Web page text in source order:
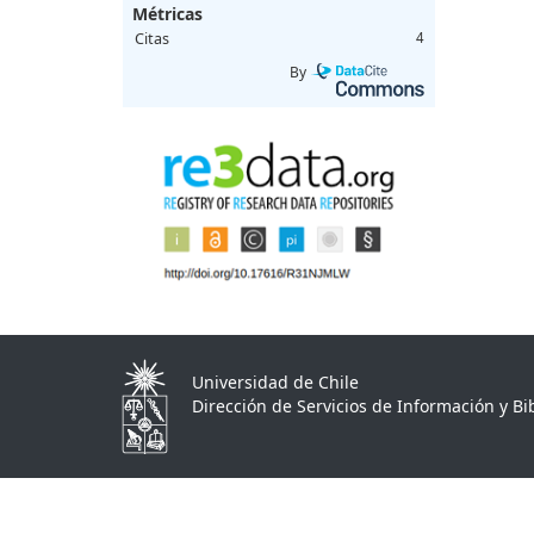
Métricas
Citas 4
By
Universidad de Chile
Dirección de Servicios de Información y